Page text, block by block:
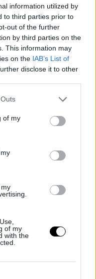
information utilized by
to third parties prior to
out of the further
by third parties on the
This information may
on the IAB’s List of
disclose it to other
of my
of my
with the